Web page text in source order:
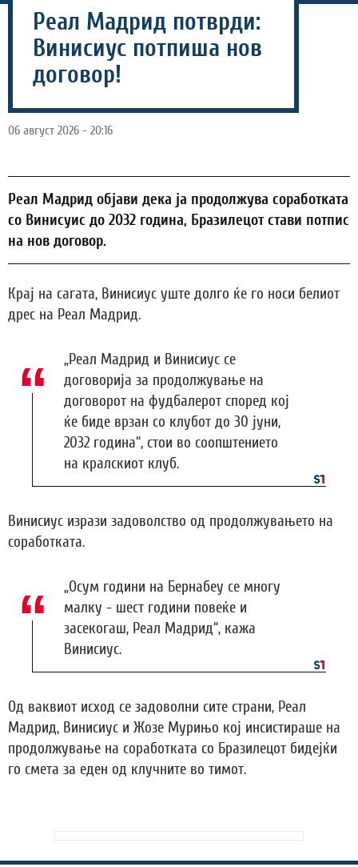
Реал Мадрид потврди:
Винисиус потпиша нов
договор!
06 август 2026 - 20:16
Реал Мадрид објави дека ја продолжува соработката
со Винисуис до 2032 година, Бразилецот стави потпис
на нов договор.
Крај на сагата, Винисиус уште долго ќе го носи белиот
дрес на Реал Мадрид.
„Реал Мадрид и Винисиус се
договорија за продолжување на
договорот на фудбалерот според кој
ќе биде врзан со клубот до 30 јуни,
2032 година“, стои во соопштението
на кралскиот клуб.
Винисиус изрази задоволство од продолжувањето на
соработката.
„Осум години на Бернабеу се многу
малку - шест години повеќе и
засекогаш, Реал Мадрид“, кажа
Винисиус.
Од ваквиот исход се задоволни сите страни, Реал
Мадрид, Винисиус и Жозе Мурињо кој инсистираше на
продолжување на соработката со Бразилецот бидејќи
го смета за еден од клучните во тимот.